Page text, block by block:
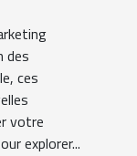
des
ces
votre
explorer...